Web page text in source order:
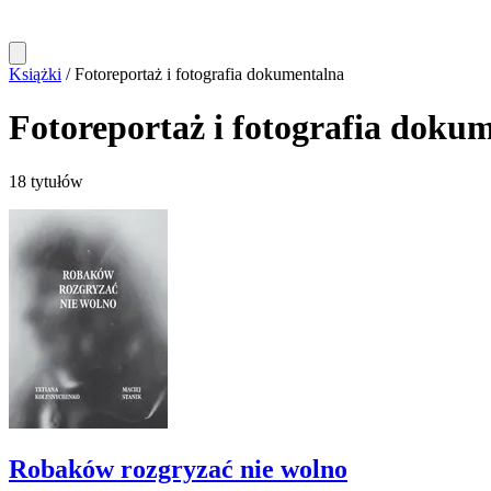
Książki / Fotoreportaż i fotografia dokumentalna
Fotoreportaż i fotografia
18 tytułów
Robaków rozgryzać nie wolno